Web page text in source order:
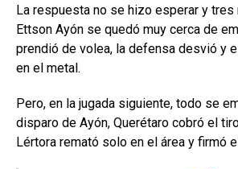
La respuesta no se hizo esperar y
Ettson Ayón se quedó muy cerca de
prendió de volea, la defensa desvió y
en el metal.
Pero, en la jugada siguiente, todo se
disparo de Ayón, Querétaro cobró el
Lértora remató solo en el área y firmó